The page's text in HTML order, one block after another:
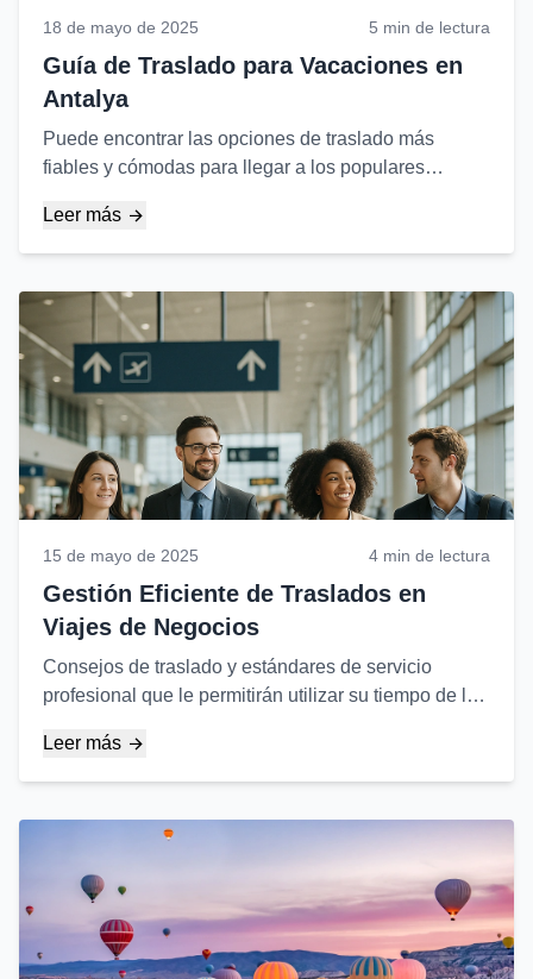
18 de mayo de 2025 5 min de lectura
Guía de Traslado para Vacaciones en
Antalya
Puede encontrar las opciones de traslado más
fiables y cómodas para llegar a los populares
Leer más
15 de mayo de 2025 4 min de lectura
Gestión Eficiente de Traslados en
Viajes de Negocios
Consejos de traslado y estándares de servicio
profesional que le permitirán utilizar su tiempo de la
Leer más